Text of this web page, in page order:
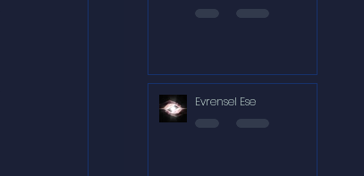
Evrensel Ese